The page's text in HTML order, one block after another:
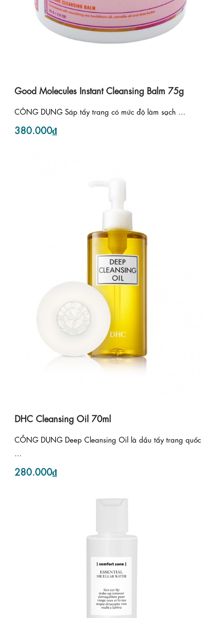
Good Molecules Instant Cleansing Balm 75g
CÔNG DỤNG Sáp tẩy trang có mức độ làm sạch ...
380.000₫
DHC Cleansing Oil 70ml
CỒNG DỤNG Deep Cleansing Oil là dầu tẩy trang quốc
280.000₫